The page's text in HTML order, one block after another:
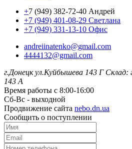
+7 (949) 382-72-40 Андрей
+7 (949) 401-08-29 Светлана
+7 (949) 331-13-10 Офис
andreiinatenko@gmail.com
4444132@gmail.com
г.Донецк ул.Куйбышева 143 Г Склад:
143 А
Время работы с 8:00-16:00
Сб-Вс - выходной
Продвижение сайта nebo.dn.ua
Сообщить о поступлении